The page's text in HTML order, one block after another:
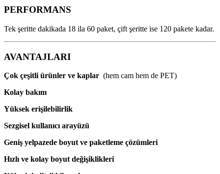
PERFORMANS
Tek şeritte dakikada 18 ila 60 paket, çift şeritte ise 120 pakete kadar.
AVANTAJLARI
Çok çeşitli ürünler ve kaplar (hem cam hem de PET)
Kolay bakım
Yüksek erişilebilirlik
Sezgisel kullanıcı arayüzü
Geniş yelpazede boyut ve paketleme çözümleri
Hızlı ve kolay boyut değişiklikleri